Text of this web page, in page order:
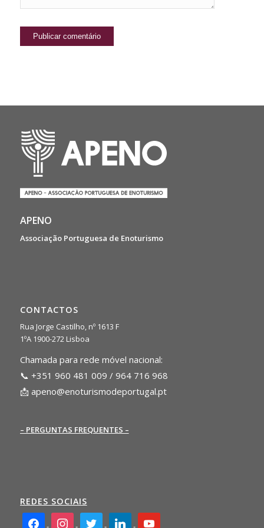
APENO
Associação Portuguesa de Enoturismo
CONTACTOS
Rua Jorge Castilho, nº 1613 F
1ºA 1900-272 Lisboa
Chamada para rede móvel nacional:
📞 +351 960 481 009 / 964 716 968
📩 apeno@enoturismodeportugal.pt
– PERGUNTAS FREQUENTES –
REDES SOCIAIS
facebook2instagramtwitter linkedin youtube